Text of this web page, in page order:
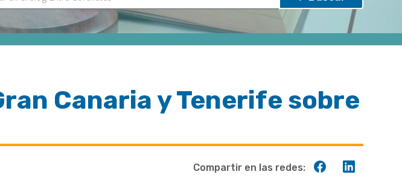
Canaria y Tenerife sobre
Compartir
Compartir en las redes: